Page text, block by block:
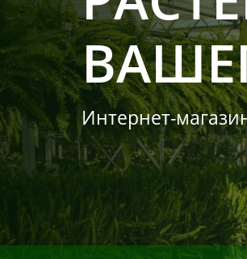
Интернет-